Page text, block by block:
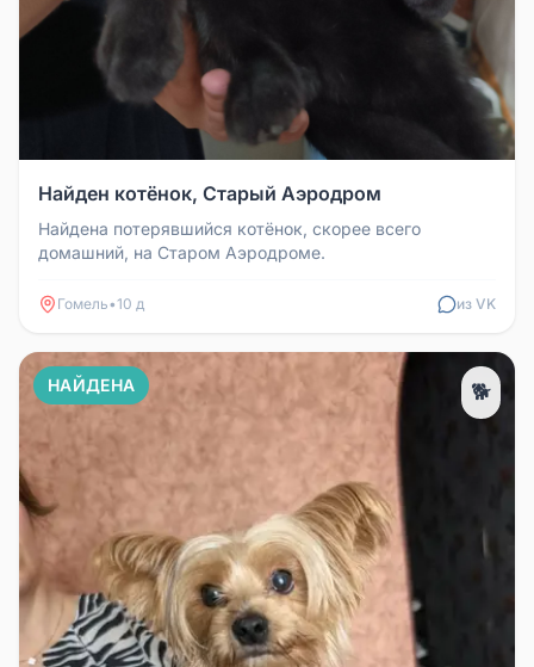
Найден котёнок, Старый Аэродром
Найдена потерявшийся котёнок, скорее всего
домашний, на Старом Аэродроме.
Гомель•10 д из VK
НАЙДЕНА 🐕